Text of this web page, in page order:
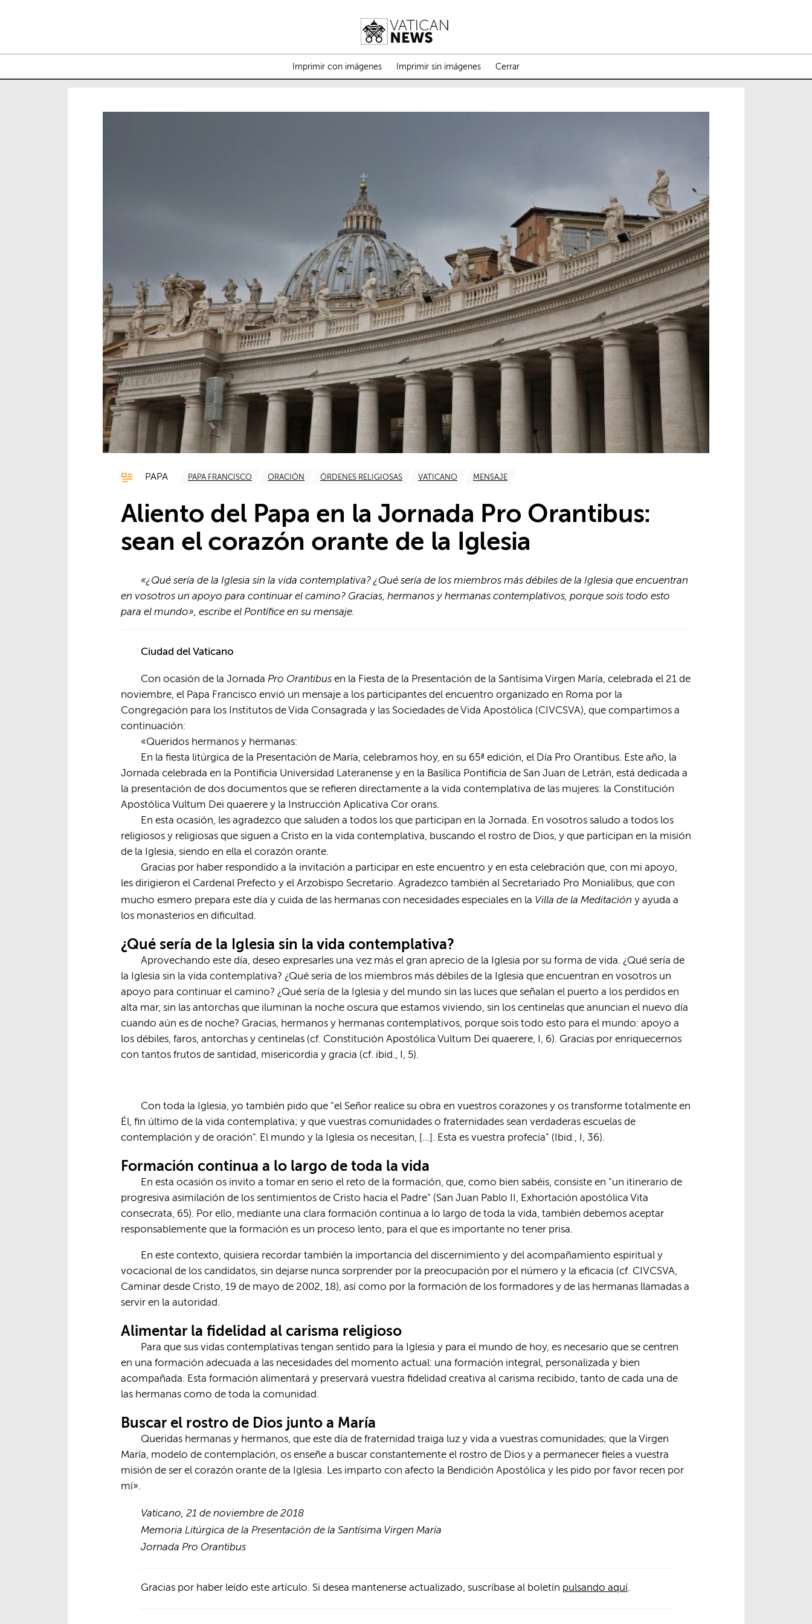
Imprimir con imágenes Imprimir sin imágenes Cerrar
PAPA PAPA FRANCISCO ORACIÓN ÓRDENES RELIGIOSAS VATICANO MENSAJE
Aliento del Papa en la Jornada Pro Orantibus:
sean el corazón orante de la Iglesia
«¿Qué sería de la Iglesia sin la vida contemplativa? ¿Qué sería de los miembros más débiles de la Iglesia que encuentran
en vosotros un apoyo para continuar el camino? Gracias, hermanos y hermanas contemplativos, porque sois todo esto
para el mundo», escribe el Pontífice en su mensaje.
Ciudad del Vaticano
Con ocasión de la JornadaPro Orantibus en la Fiesta de la Presentación de la Santísima Virgen María, celebrada el 21 de
noviembre, el Papa Francisco envió un mensaje a los participantes del encuentro organizado en Roma por la
Congregación para los Institutos de Vida Consagrada y las Sociedades de Vida Apostólica (CIVCSVA), que compartimos a
continuación:
«Queridos hermanos y hermanas:
En la fiesta litúrgica de la Presentación de María, celebramos hoy, en su 65ª edición, el Día Pro Orantibus. Este año, la
Jornada celebrada en la Pontificia Universidad Lateranense y en la Basílica Pontificia de San Juan de Letrán, está dedicada a
la presentación de dos documentos que se refieren directamente a la vida contemplativa de las mujeres: la Constitución
Apostólica Vultum Dei quaerere y la Instrucción Aplicativa Cor orans.
En esta ocasión, les agradezco que saluden a todos los que participan en la Jornada. En vosotros saludo a todos los
religiosos y religiosas que siguen a Cristo en la vida contemplativa, buscando el rostro de Dios, y que participan en la misión
de la Iglesia, siendo en ella el corazón orante.
Gracias por haber respondido a la invitación a participar en este encuentro y en esta celebración que, con mi apoyo,
les dirigieron el Cardenal Prefecto y el Arzobispo Secretario. Agradezco también al Secretariado Pro Monialibus, que con
mucho esmero prepara este día y cuida de las hermanas con necesidades especiales en la Villa de la Meditación y ayuda a
los monasterios en dificultad.
¿Qué sería de la Iglesia sin la vida contemplativa?
Aprovechando este día, deseo expresarles una vez más el gran aprecio de la Iglesia por su forma de vida. ¿Qué sería de
la Iglesia sin la vida contemplativa? ¿Qué sería de los miembros más débiles de la Iglesia que encuentran en vosotros un
apoyo para continuar el camino? ¿Qué sería de la Iglesia y del mundo sin las luces que señalan el puerto a los perdidos en
alta mar, sin las antorchas que iluminan la noche oscura que estamos viviendo, sin los centinelas que anuncian el nuevo día
cuando aún es de noche? Gracias, hermanos y hermanas contemplativos, porque sois todo esto para el mundo: apoyo a
los débiles, faros, antorchas y centinelas (cf. Constitución Apostólica Vultum Dei quaerere, I, 6). Gracias por enriquecernos
con tantos frutos de santidad, misericordia y gracia (cf. ibid., I, 5).
Con toda la Iglesia, yo también pido que "el Señor realice su obra en vuestros corazones y os transforme totalmente en
Él, fin último de la vida contemplativa; y que vuestras comunidades o fraternidades sean verdaderas escuelas de
contemplación y de oración". El mundo y la Iglesia os necesitan, [...]. Esta es vuestra profecía" (Ibid., I, 36).
Formación continua a lo largo de toda la vida
En esta ocasión os invito a tomar en serio el reto de la formación, que, como bien sabéis, consiste en "un itinerario de
progresiva asimilación de los sentimientos de Cristo hacia el Padre" (San Juan Pablo II, Exhortación apostólica Vita
consecrata, 65). Por ello, mediante una clara formación continua a lo largo de toda la vida, también debemos aceptar
responsablemente que la formación es un proceso lento, para el que es importante no tener prisa.
En este contexto, quisiera recordar también la importancia del discernimiento y del acompañamiento espiritual y
vocacional de los candidatos, sin dejarse nunca sorprender por la preocupación por el número y la eficacia (cf. CIVCSVA,
Caminar desde Cristo, 19 de mayo de 2002, 18), así como por la formación de los formadores y de las hermanas llamadas a
servir en la autoridad.
Alimentar la fidelidad al carisma religioso
Para que sus vidas contemplativas tengan sentido para la Iglesia y para el mundo de hoy, es necesario que se centren
en una formación adecuada a las necesidades del momento actual: una formación integral, personalizada y bien
acompañada. Esta formación alimentará y preservará vuestra fidelidad creativa al carisma recibido, tanto de cada una de
las hermanas como de toda la comunidad.
Buscar el rostro de Dios junto a María
Queridas hermanas y hermanos, que este día de fraternidad traiga luz y vida a vuestras comunidades; que la Virgen
María, modelo de contemplación, os enseñe a buscar constantemente el rostro de Dios y a permanecer fieles a vuestra
misión de ser el corazón orante de la Iglesia. Les imparto con afecto la Bendición Apostólica y les pido por favor recen por
mí».
Vaticano, 21 de noviembre de 2018
Memoria Litúrgica de la Presentación de la Santísima Virgen María
Jornada Pro Orantibus
Gracias por haber leído este artículo. Si desea mantenerse actualizado, suscríbase al boletín pulsando aquí.